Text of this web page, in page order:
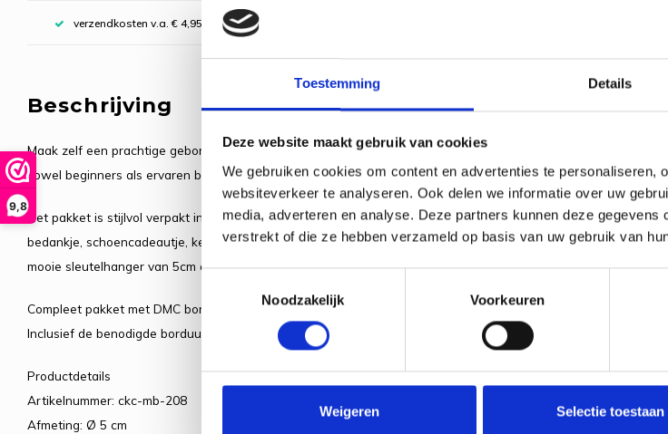
Toestemming Details
Deze website maakt gebruik van cookies
We gebruiken cookies om content en advertenties te personaliseren,
websiteverkeer te analyseren. Ook delen we informatie over uw
media, adverteren en analyse. Deze partners kunnen deze
verstrekt of die ze hebben verzameld op basis van uw gebruik van
Noodzakelijk
Voorkeuren
Weigeren Selectie toestaan
9,8
verzendkosten v.a. € 4,95, boven € 70,00 gratis (NL)
Beschrijving
Maak zelf een prachtige geborduurde sleutelhanger met dit complete kruissteek borduurpakket. Dit mini
zowel beginners als ervaren borduurders. Dankzij het compacte formaat is het een leuk creatief project voor
Het pakket is stijlvol verpakt in een klein luciferdoosje, waardoor het ook een origineel cadeau is voor
bedankje, schoencadeautje, kerstcadeautje of gewoon als verrassing voor jezelf. Met de hoogwaardige
mooie sleutelhanger van 5cm die je kunt gebruiken aan je sleutelbos, tas of cadeau kunt geven.
Compleet pakket met DMC borduurgarens.
Inclusief de benodigde borduurstof, garens, patroon, naald en beschrijving.
Productdetails
Artikelnummer: ckc-mb-208
Afmeting: Ø 5 cm